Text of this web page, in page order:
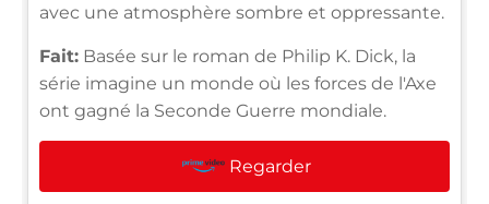
avec une atmosphère sombre et oppressante.
Fait: Basée sur le roman de Philip K. Dick, la
série imagine un monde où les forces de l'Axe
ont gagné la Seconde Guerre mondiale.
Regarder